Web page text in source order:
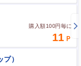
購入額100円毎に
11
）